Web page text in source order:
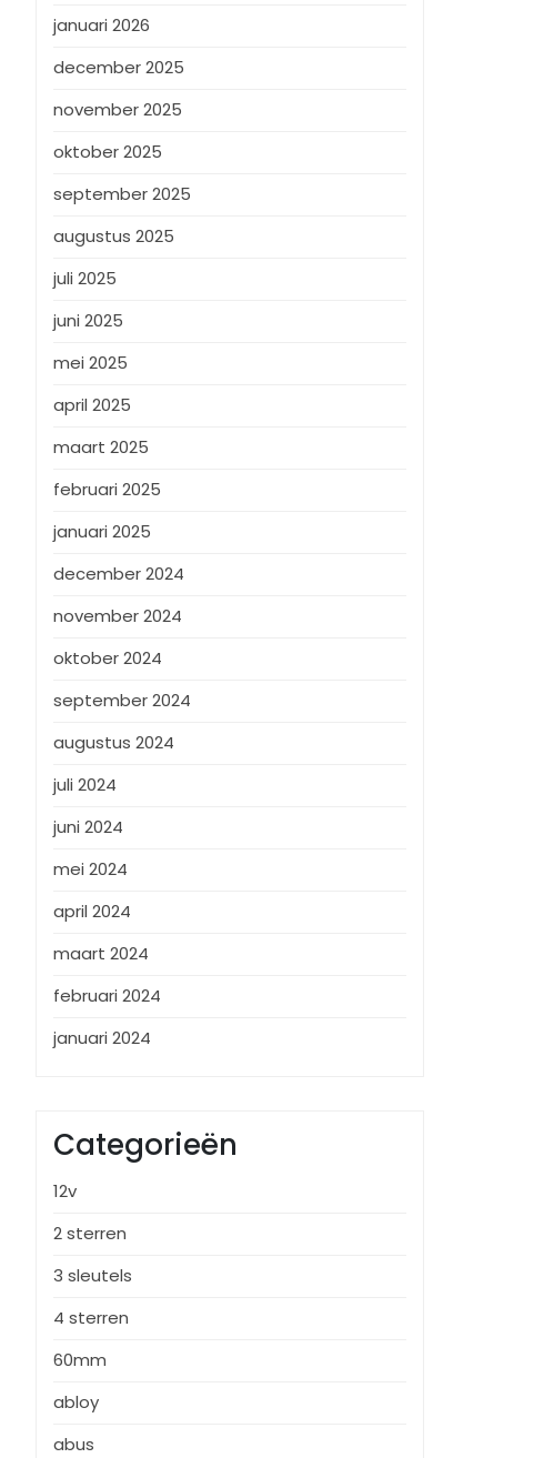
januari 2026
december 2025
november 2025
oktober 2025
september 2025
augustus 2025
juli 2025
juni 2025
mei 2025
april 2025
maart 2025
februari 2025
januari 2025
december 2024
november 2024
oktober 2024
september 2024
augustus 2024
juli 2024
juni 2024
mei 2024
april 2024
maart 2024
februari 2024
januari 2024
Categorieën
12v
2 sterren
3 sleutels
4 sterren
60mm
abloy
abus